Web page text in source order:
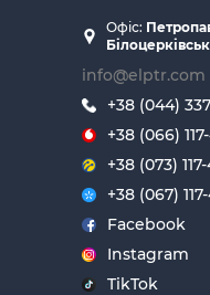
Офіс:
info@elptr.com
+38 (044)
+38 (066)
+38 (073)
+38 (067)
Facebook
Instagram
TikTok